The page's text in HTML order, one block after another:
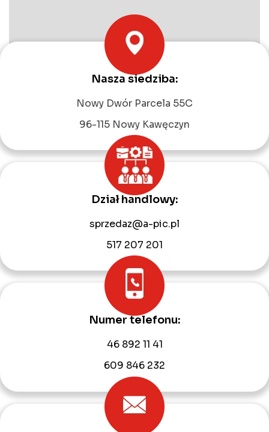
Nasza siedziba:
Nowy Dwór Parcela 55C
96-115 Nowy Kawęczyn
Dział handlowy:
sprzedaz@a-pic.pl
517 207 201
Numer telefonu:
46 892 11 41
609 846 232